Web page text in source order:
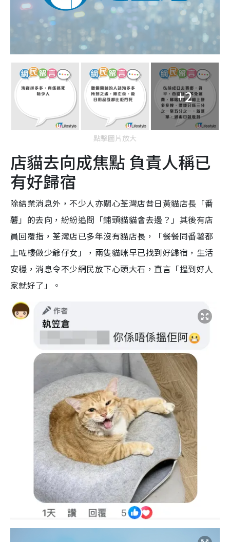
+2
點擊圖片放大
店貓去向成焦點 負責人稱已
有好歸宿
除結業消息外，不少人亦關心荃灣店昔日黃貓店長「番
薯」的去向，紛紛追問「鋪頭貓貓會去邊？」其後有店
員回覆指，荃灣店已多年沒有貓店長，「餐餐同番薯都
上咗樓做少爺仔女」，兩隻貓咪早已找到好歸宿，生活
安穩，消息令不少網民放下心頭大石，直言「搵到好人
家就好了」。